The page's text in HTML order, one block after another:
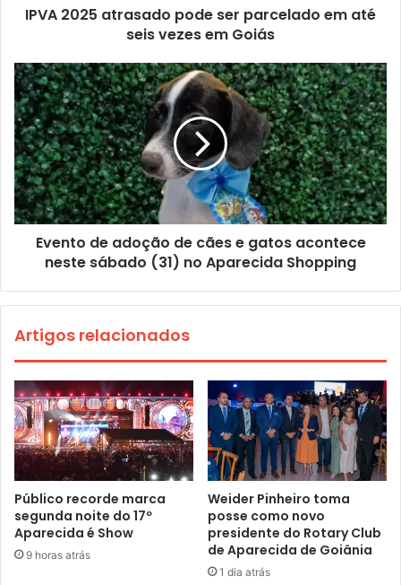
IPVA 2025 atrasado pode ser parcelado em até
seis vezes em Goiás
Evento de adoção de cães e gatos acontece
neste sábado (31) no Aparecida Shopping
Artigos relacionados
Público recorde marca
segunda noite do 17º
Aparecida é Show
9 horas atrás
Weider Pinheiro toma
posse como novo
presidente do Rotary Club
de Aparecida de Goiânia
1 dia atrás